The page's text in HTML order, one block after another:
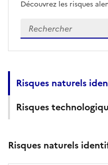
Découvrez les risques
Veuillez renseigner
Risques naturels
Risques
Risques naturels